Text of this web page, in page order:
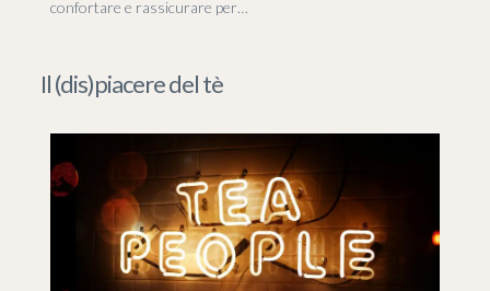
confortare e rassicurare per…
Il (dis)piacere del tè